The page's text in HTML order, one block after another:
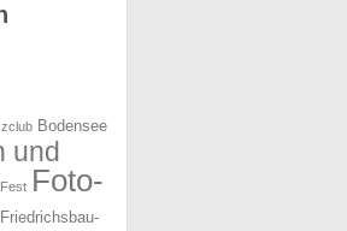
Bodensee
und
Fest Foto-
Friedrichsbau-